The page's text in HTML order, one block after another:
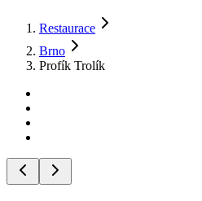
Restaurace
Brno
Profík Trolík